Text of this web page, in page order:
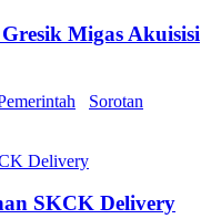
Migas Akuisisi
Sorotan
SKCK Delivery